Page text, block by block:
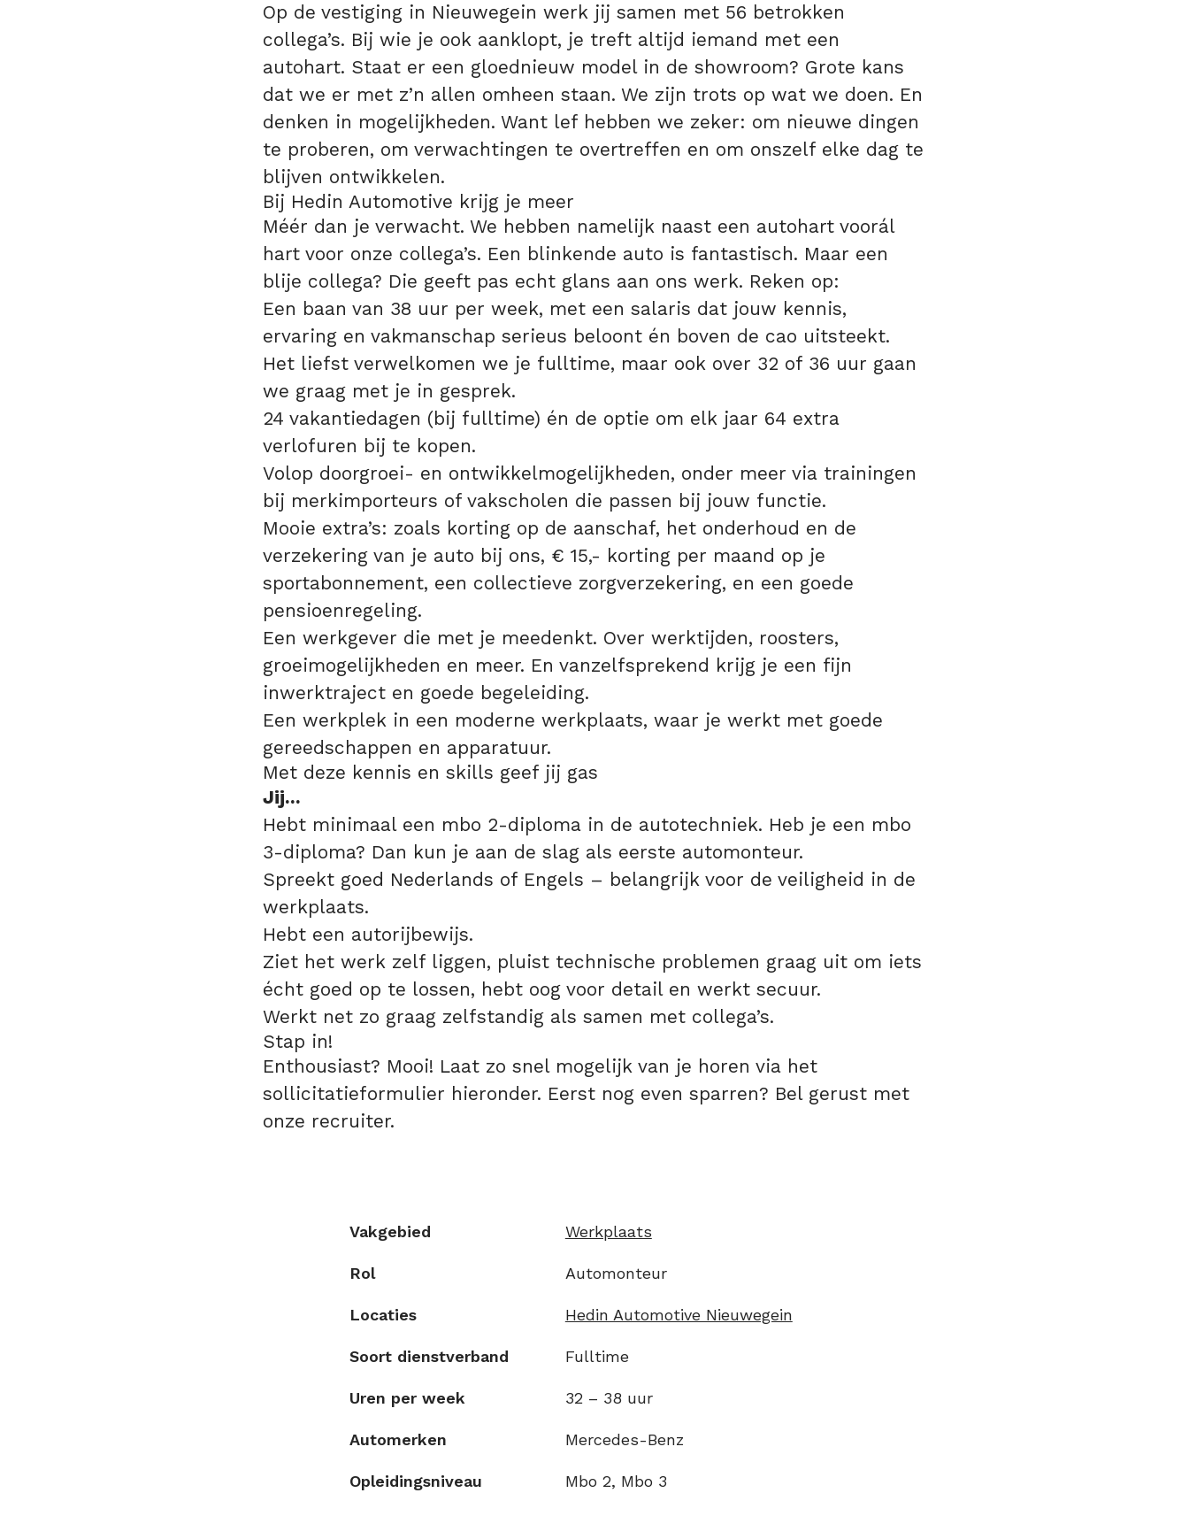
Op de vestiging in Nieuwegein werk jij samen met 56 betrokken
collega’s. Bij wie je ook aanklopt, je treft altijd iemand met een
autohart. Staat er een gloednieuw model in de showroom? Grote kans
dat we er met z’n allen omheen staan. We zijn trots op wat we doen. En
denken in mogelijkheden. Want lef hebben we zeker: om nieuwe dingen
te proberen, om verwachtingen te overtreffen en om onszelf elke dag te
blijven ontwikkelen.
Bij Hedin Automotive krijg je meer
Méér dan je verwacht. We hebben namelijk naast een autohart voorál
hart voor onze collega’s. Een blinkende auto is fantastisch. Maar een
blije collega? Die geeft pas echt glans aan ons werk. Reken op:
Een baan van 38 uur per week, met een salaris dat jouw kennis,
ervaring en vakmanschap serieus beloont én boven de cao uitsteekt.
Het liefst verwelkomen we je fulltime, maar ook over 32 of 36 uur gaan
we graag met je in gesprek.
24 vakantiedagen (bij fulltime) én de optie om elk jaar 64 extra
verlofuren bij te kopen.
Volop doorgroei- en ontwikkelmogelijkheden, onder meer via trainingen
bij merkimporteurs of vakscholen die passen bij jouw functie.
Mooie extra’s: zoals korting op de aanschaf, het onderhoud en de
verzekering van je auto bij ons, € 15,- korting per maand op je
sportabonnement, een collectieve zorgverzekering, en een goede
pensioenregeling.
Een werkgever die met je meedenkt. Over werktijden, roosters,
groeimogelijkheden en meer. En vanzelfsprekend krijg je een fijn
inwerktraject en goede begeleiding.
Een werkplek in een moderne werkplaats, waar je werkt met goede
gereedschappen en apparatuur.
Met deze kennis en skills geef jij gas
Jij...
Hebt minimaal een mbo 2-diploma in de autotechniek. Heb je een mbo
3-diploma? Dan kun je aan de slag als eerste automonteur.
Spreekt goed Nederlands of Engels – belangrijk voor de veiligheid in de
werkplaats.
Hebt een autorijbewijs.
Ziet het werk zelf liggen, pluist technische problemen graag uit om iets
écht goed op te lossen, hebt oog voor detail en werkt secuur.
Werkt net zo graag zelfstandig als samen met collega’s.
Stap in!
Enthousiast? Mooi! Laat zo snel mogelijk van je horen via het
sollicitatieformulier hieronder. Eerst nog even sparren? Bel gerust met
onze recruiter.
Vakgebied Werkplaats
Rol Automonteur
Locaties Hedin Automotive Nieuwegein
Soort dienstverband Fulltime
Uren per week 32 – 38 uur
Automerken Mercedes-Benz
Opleidingsniveau Mbo 2, Mbo 3